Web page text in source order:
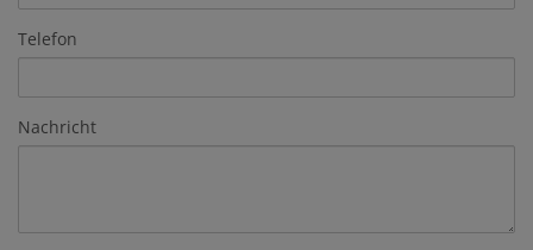
Telefon
Nachricht